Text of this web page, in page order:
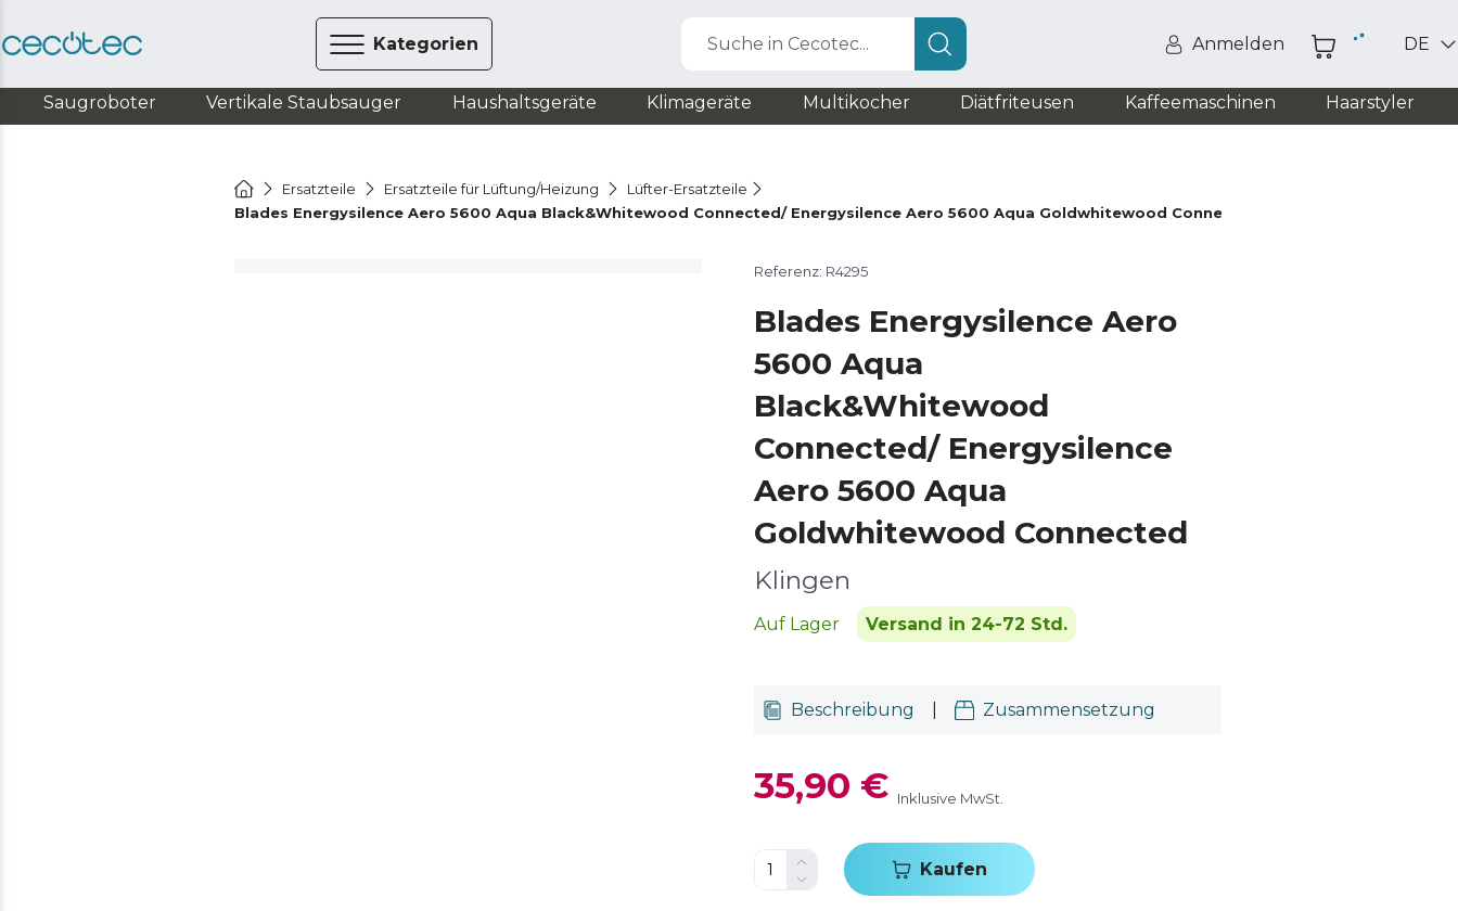
Kategorien Suche in Cecotec... Anmelden DE
Saugroboter Vertikale Staubsauger Haushaltsgeräte Klimageräte Multikocher Diätfriteusen Kaffeemaschinen Haarstyler
Ersatzteile Ersatzteile für Lüftung/Heizung
Lüfter-Ersatzteile
Blades Energysilence Aero 5600 Aqua Black&Whitewood Connected/ Energysilence Aero 5600 Aqua Goldwhitewood Connected
Referenz: R4295
Blades Energysilence Aero
5600 Aqua
Black&Whitewood
Connected/ Energysilence
Aero 5600 Aqua
Goldwhitewood Connected
Klingen
Auf Lager Versand in 24-72 Std.
Beschreibung Zusammensetzung
35,90 € Inklusive MwSt.
Kaufen